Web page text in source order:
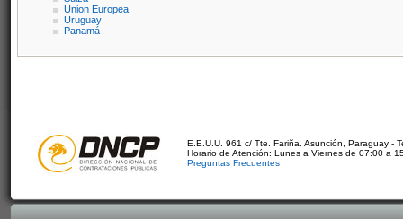
Union Europea
Uruguay
Panamá
E.E.U.U. 961 c/ Tte. Fariña. Asunción, Paraguay -
Horario de Atención: Lunes a Viernes de 07:00 a
Preguntas Frecuentes